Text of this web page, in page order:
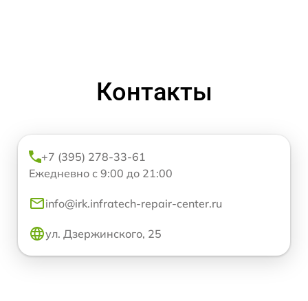
Контакты
+7 (395) 278-33-61
Ежедневно с 9:00 до 21:00
info@irk.infratech-repair-center.ru
ул. Дзержинского, 25